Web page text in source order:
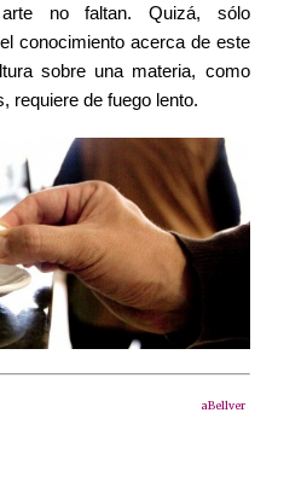
arte no faltan. Quizá, sólo
conocimiento acerca de este
sobre una materia, como
requiere de fuego lento.
aBellver